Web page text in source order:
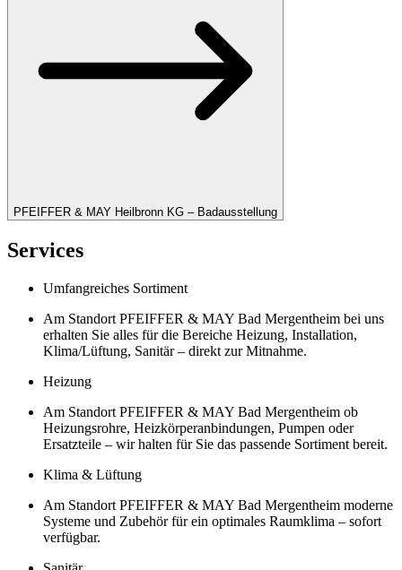
PFEIFFER & MAY Heilbronn KG – Badausstellung
Services
Umfangreiches Sortiment
Am Standort PFEIFFER & MAY Bad Mergentheim bei uns
erhalten Sie alles für die Bereiche Heizung, Installation,
Klima/Lüftung, Sanitär – direkt zur Mitnahme.
Heizung
Am Standort PFEIFFER & MAY Bad Mergentheim ob
Heizungsrohre, Heizkörperanbindungen, Pumpen oder
Ersatzteile – wir halten für Sie das passende Sortiment bereit.
Klima & Lüftung
Am Standort PFEIFFER & MAY Bad Mergentheim moderne
Systeme und Zubehör für ein optimales Raumklima – sofort
verfügbar.